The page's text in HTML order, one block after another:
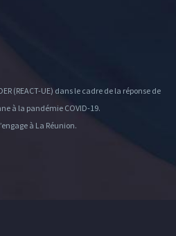
(REACT-UE) dans le cadre de la réponse de
à la pandémie COVID-19.
à La Réunion.